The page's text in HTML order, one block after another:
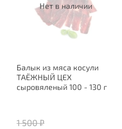
Нет в наличии
Балык из мяса косули
ТАЁЖНЫЙ ЦЕХ
сыровяленый 100 - 130 г
1 500 ₽